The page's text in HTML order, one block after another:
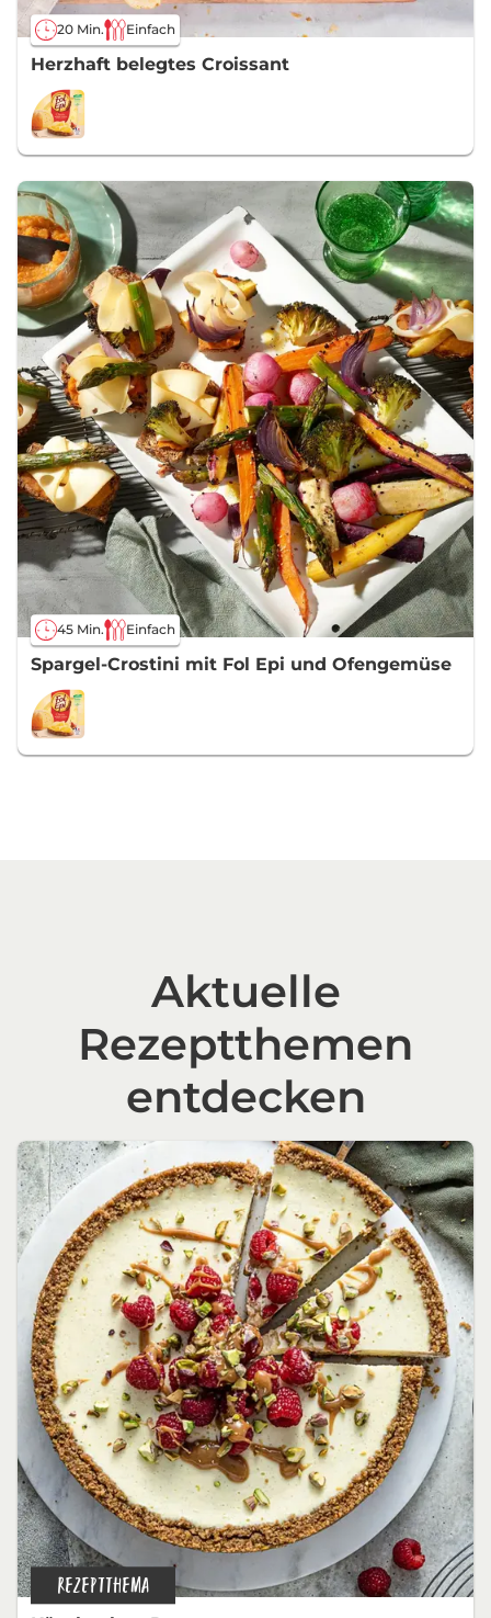
20 Min. Einfach
Herzhaft belegtes Croissant
45 Min. Einfach
Spargel-Crostini mit Fol Epi und Ofengemüse
Aktuelle
Rezeptthemen
entdecken
REZEPTTHEMA